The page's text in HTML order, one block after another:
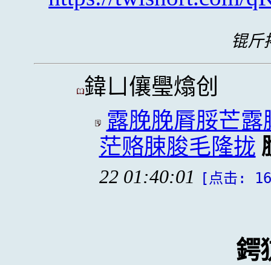
锟斤
鍏ㄩ儴璺熻创
露脕脕脣脮芒
茫赂脨脧毛隆拢
22 01:40:01 [点击:
鍔